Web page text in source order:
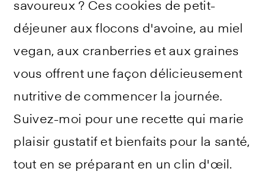
savoureux ? Ces cookies de petit-
déjeuner aux flocons d'avoine, au miel
vegan, aux cranberries et aux graines
vous offrent une façon délicieusement
nutritive de commencer la journée.
Suivez-moi pour une recette qui marie
plaisir gustatif et bienfaits pour la santé,
tout en se préparant en un clin d'œil.